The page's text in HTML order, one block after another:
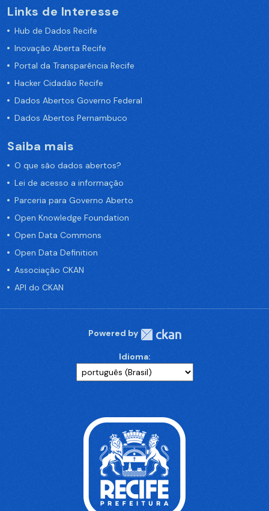
Links de Interesse
Hub de Dados Recife
Inovação Aberta Recife
Portal da Transparência Recife
Hacker Cidadão Recife
Dados Abertos Governo Federal
Dados Abertos Pernambuco
Saiba mais
O que são dados abertos?
Lei de acesso a informação
Parceria para Governo Aberto
Open Knowledge Foundation
Open Data Commons
Open Data Definition
Associação CKAN
API do CKAN
Powered by
Idioma